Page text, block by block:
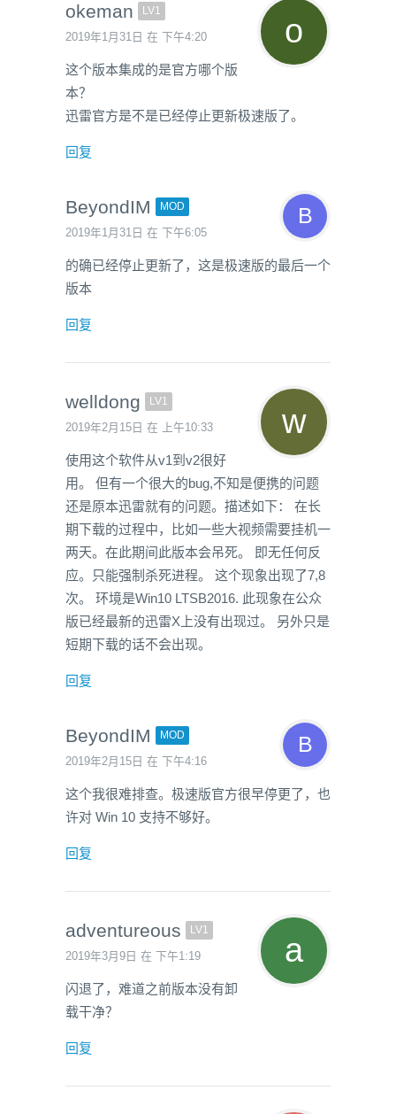
okeman LV1
2019年1月31日 在 下午4:20
这个版本集成的是官方哪个版
本？
迅雷官方是不是已经停止更新极速版了。
回复
BeyondIM MOD
2019年1月31日 在 下午6:05
的确已经停止更新了，这是极速版的最后一个
版本
回复
welldong LV1
2019年2月15日 在 上午10:33
使用这个软件从v1到v2很好
用。 但有一个很大的bug,不知是便携的问题
还是原本迅雷就有的问题。描述如下： 在长
期下载的过程中，比如一些大视频需要挂机一
两天。在此期间此版本会吊死。 即无任何反
应。只能强制杀死进程。 这个现象出现了7,8
次。 环境是Win10 LTSB2016. 此现象在公众
版已经最新的迅雷X上没有出现过。 另外只是
短期下载的话不会出现。
回复
BeyondIM MOD
2019年2月15日 在 下午4:16
这个我很难排查。极速版官方很早停更了，也
许对 Win 10 支持不够好。
回复
adventureous LV1
2019年3月9日 在 下午1:19
闪退了，难道之前版本没有卸
载干净？
回复